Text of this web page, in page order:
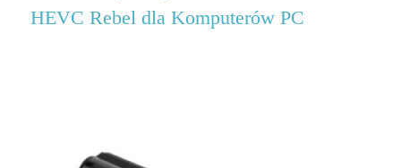
HEVC Rebel dla Komputerów PC